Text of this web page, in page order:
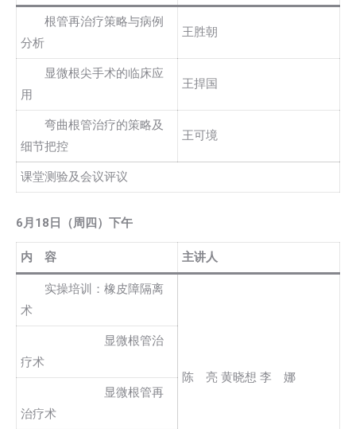
根管再治疗策略与病例
分析
王胜朝
显微根尖手术的临床应
用
王捍国
弯曲根管治疗的策略及
细节把控
王可境
课堂测验及会议评议
6月18日（周四）下午
内 容 主讲人
实操培训：橡皮障隔离
术
陈 亮 黄晓想 李 娜
显微根管治
疗术
显微根管再
治疗术